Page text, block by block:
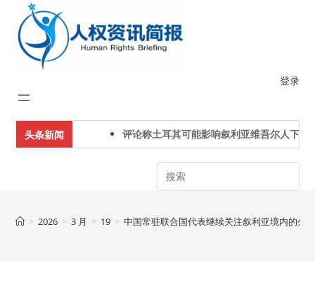
content
登录
头条新闻 评论称土耳其可能影响叙利亚维吾尔人下一代身
Search
> 2026 > 3 月 > 19 > 中国常驻联合国代表继续关注叙利亚境内的外